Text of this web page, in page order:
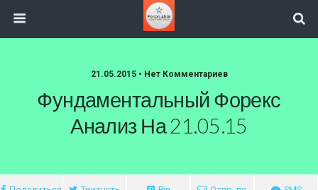
21.05.2015 • Нет Комментариев
Фундаментальный Форекс
Анализ На 21.05.15